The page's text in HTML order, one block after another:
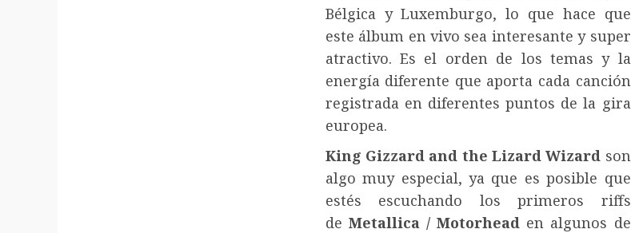
Bélgica y Luxemburgo, lo que hace que
este álbum en vivo sea interesante y super
atractivo. Es el orden de los temas y la
energía diferente que aporta cada canción
registrada en diferentes puntos de la gira
europea.
King Gizzard and the Lizard Wizard son
algo muy especial, ya que es posible que
estés escuchando los primeros riffs
de Metallica / Motorhead en algunos de